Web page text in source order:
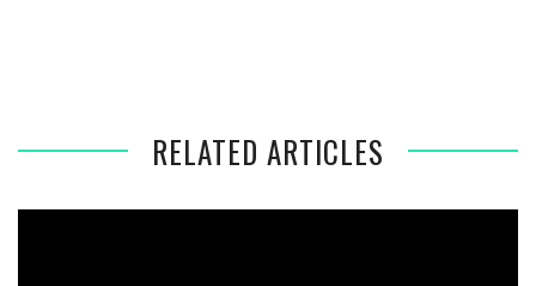
RELATED ARTICLES